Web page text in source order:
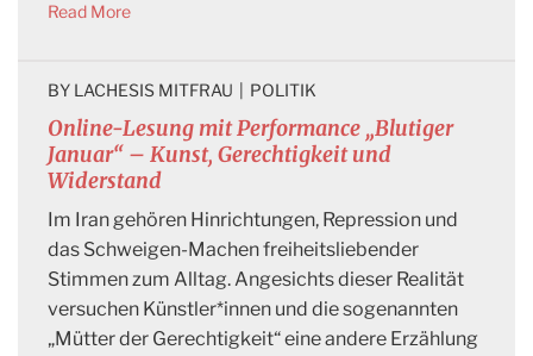
Read More
Online-Lesung mit Performance „Blutiger
Januar“ – Kunst, Gerechtigkeit und
Widerstand
BY LACHESIS MITFRAU POLITIK
Im Iran gehören Hinrichtungen, Repression und
das Schweigen-Machen freiheitsliebender
Stimmen zum Alltag. Angesichts dieser Realität
versuchen Künstler*innen und die sogenannten
„Mütter der Gerechtigkeit“ eine andere Erzählung